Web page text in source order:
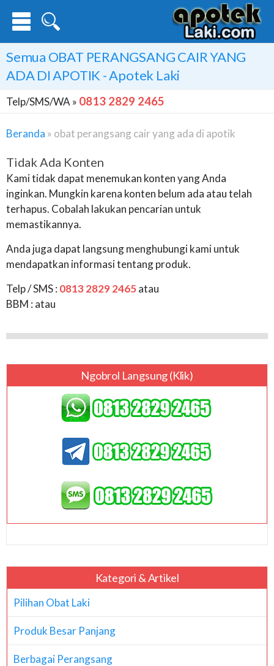
Semua OBAT PERANGSANG CAIR YANG
ADA DI APOTIK - Apotek Laki
Telp/SMS/WA » 0813 2829 2465
Beranda » obat perangsang cair yang ada di apotik
Tidak Ada Konten
Kami tidak dapat menemukan konten yang Anda
inginkan. Mungkin karena konten belum ada atau telah
terhapus. Cobalah lakukan pencarian untuk
memastikannya.
Anda juga dapat langsung menghubungi kami untuk
mendapatkan informasi tentang produk.
Telp / SMS : 0813 2829 2465atau
BBM : atau
Ngobrol Langsung (klik)
Kategori & Artikel
Pilihan Obat Laki
Produk Besar Panjang
Berbagai Perangsang